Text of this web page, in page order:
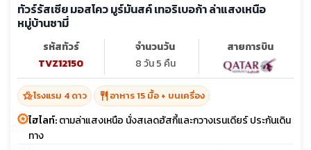
ทัวร์รัสเซีย มอสโคว มูร์มันสค์ เทอริเบอก้า ล่าแสงเหนือ
หมู่บ้านซามี่
รหัสทัวร์
TVZ12150
จำนวนวัน
8 วัน 5 คืน
สายการบิน
hotel_classโรงแรม 4 ดาว restaurant อาหาร 15 มื้อ + บนเครื่อง
ไฮไลท์:ตามล่าแสงเหนือ นั่งสเลดฮัสกี้และกวางเรนเดียร์ ประกันเดิน
ทาง